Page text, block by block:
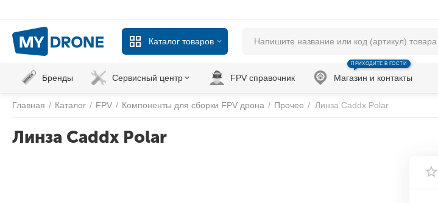
Каталог товаров
Бренды Сервисный центр FPV справочник Магазин и контакты
ПРИХОДИТЕ В ГОСТИ
Главная / Каталог / FPV / Компоненты для сборки FPV дрона / Прочее / Линза Caddx Polar
Линза Caddx Polar